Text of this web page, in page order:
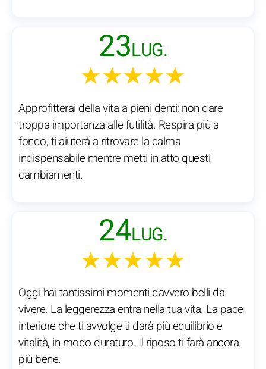
23LUG.
★★★★★
Approfitterai della vita a pieni denti: non dare
troppa importanza alle futilità. Respira più a
fondo, ti aiuterà a ritrovare la calma
indispensabile mentre metti in atto questi
cambiamenti.
24LUG.
★★★★★
Oggi hai tantissimi momenti davvero belli da
vivere. La leggerezza entra nella tua vita. La pace
interiore che ti avvolge ti darà più equilibrio e
vitalità, in modo duraturo. Il riposo ti farà ancora
più bene.